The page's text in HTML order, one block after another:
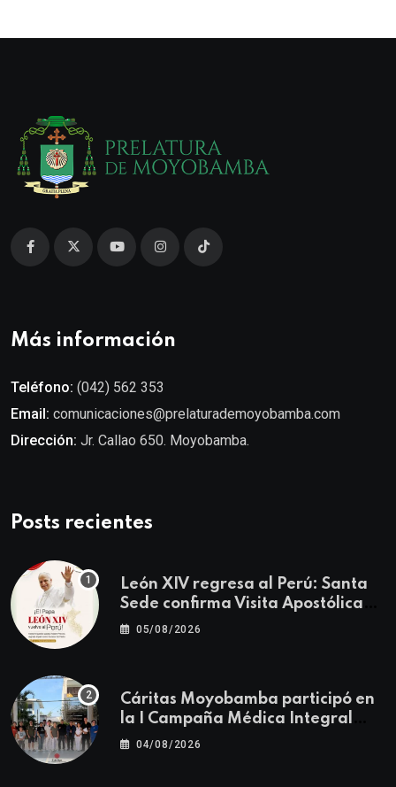
Más información
Teléfono: (042) 562 353
Email: comunicaciones@prelaturademoyobamba.com
Dirección: Jr. Callao 650. Moyobamba.
Posts recientes
León XIV regresa al Perú: Santa
Sede confirma Visita Apostólica
del 11 al 17 de noviembre
05/08/2026
Cáritas Moyobamba participó en
la I Campaña Médica Integral
Gratuita llevando salud y
04/08/2026